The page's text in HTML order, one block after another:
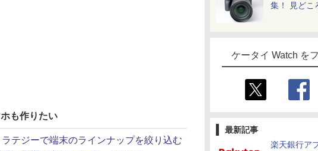
集！ 見どこ
ケータイ Watch を
最新記事
楽天銀行ア
も作りたい
テジーで端末のラインナップを絞り込む